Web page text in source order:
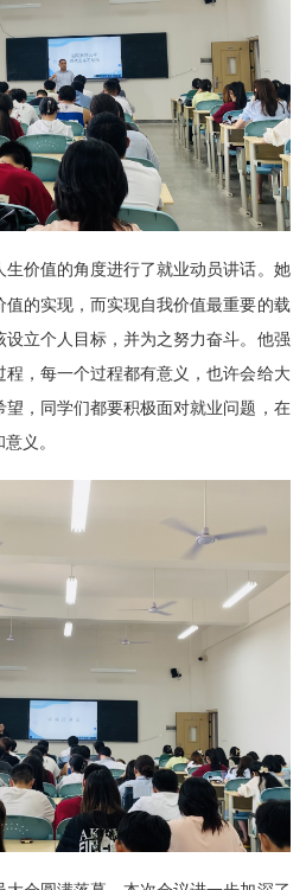
生价值的角度进行了就业动员讲话。 她
的实现，而实现自我价值最重要的载
立个人目标，并为之努力奋斗。他强
，每一个过程都有意义，也许会给大
，同学们都要积极面对就业问题，在
义。